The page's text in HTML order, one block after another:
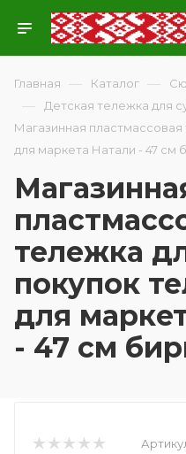
Главная — Каталог —
— Детская тележка для
Магазинная
для маркета Натали - 47 см
тележка
покупок
для
- 47 см